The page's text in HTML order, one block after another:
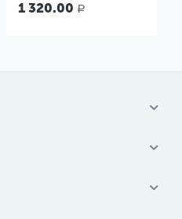
1 320.00 Р